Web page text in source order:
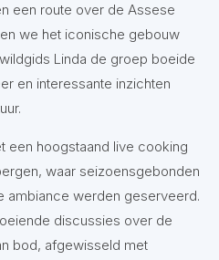
een route over de Assese
we het iconische gebouw
Linda de groep boeide
en interessante inzichten
een hoogstaand live cooking
waar seizoensgebonden
ambiance werden geserveerd.
discussies over de
bod, afgewisseld met